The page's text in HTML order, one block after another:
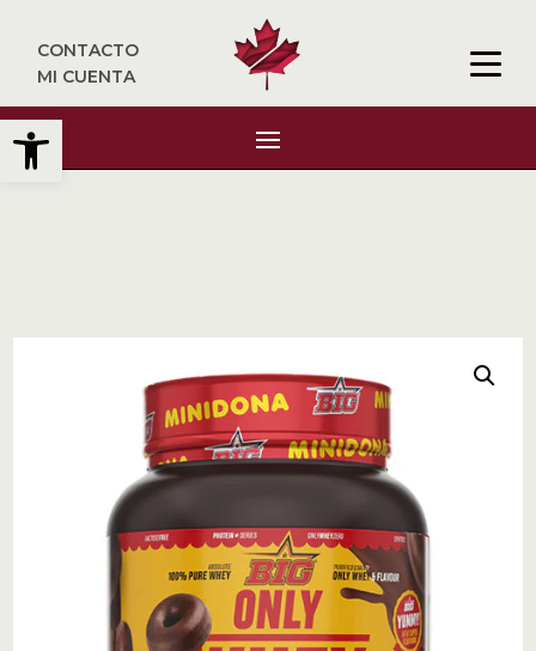
Abrir barra de herramientas
CONTACTO
MI CUENTA